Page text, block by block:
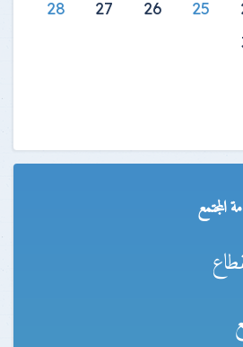
25
26
27
28
المجتمع